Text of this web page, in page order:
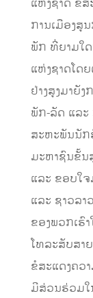
ແຫ່ງຊາດ ຂໍສ
ການເມືອງສູ
ພັກ ທີ່ຍາມໃ
ແຫ່ງຊາດໂດ
ຢ່າງສູງມາຍັ
ພັກ-ລັດ ແລະ
ສະຫະພັນນັກ
ມະຫາຊົນຂັ້ນ
ແລະ ຂອບໃຈ
ແລະ ຊາວລ
ຂອງພວກເຮົ
ໂທລະສັບສາ
ຂໍສະແດງຄວ
ມີສ່ວນຮ່ວມໃ